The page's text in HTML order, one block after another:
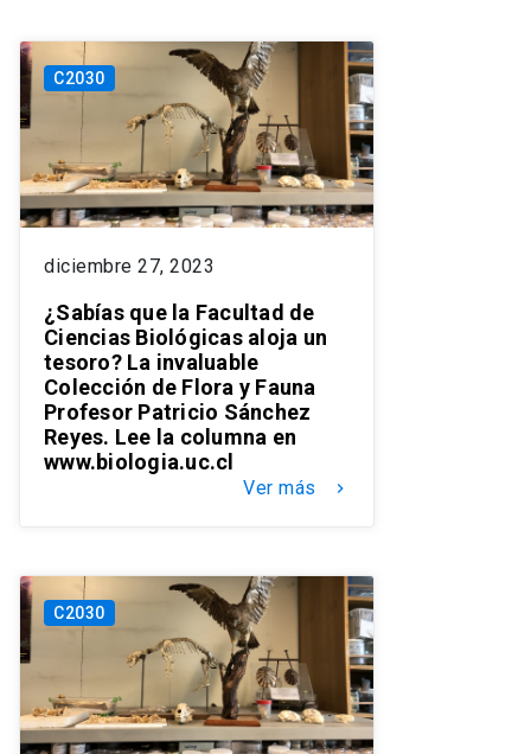
C2030
diciembre 27, 2023
¿Sabías que la Facultad de
Ciencias Biológicas aloja un
tesoro? La invaluable
Colección de Flora y Fauna
Profesor Patricio Sánchez
Reyes. Lee la columna en
www.biologia.uc.cl
Ver más keyboard_arrow_right
C2030